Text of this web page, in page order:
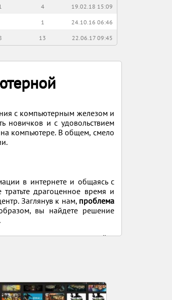
4 19.02.18 15:09
1 24.10.16 06:46
13 22.06.17 09:45
с компьютерным железом и
новичков и с удовольствием
компьютере. В общем, смело
в интернете и общаясь с
драгоценное время и
Заглянув к нам, проблема
вы найдете решение
компьютера, но и найти
железо выбрать или у вас